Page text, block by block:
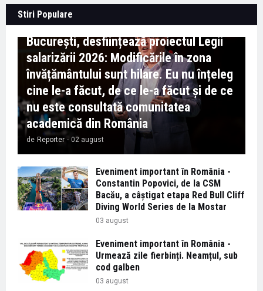
Stiri Populare
Context important pentru educație -
Marian Preda, rectorul Universității din
București, desființează proiectul Legii
salarizării 2026: Modificările în zona
învățământului sunt hilare. Eu nu înțeleg
cine le-a făcut, de ce le-a făcut și de ce
nu este consultată comunitatea
academică din România
de Reporter - 02 august
Eveniment important în România -
Constantin Popovici, de la CSM
Bacău, a câștigat etapa Red Bull Cliff
Diving World Series de la Mostar
03 august
Eveniment important în România -
Urmează zile fierbinți. Neamțul, sub
cod galben
03 august